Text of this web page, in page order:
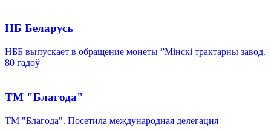
НБ Беларусь
НББ выпускает в обращение монеты ”Мінскі трактарны завод.
80 гадоў
ТМ "Благода"
ТМ "Благода". Посетила международная делегация